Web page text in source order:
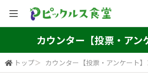
全体検索カウンター【投票・アン
トップ＞ カウンター【投票・アンケート】